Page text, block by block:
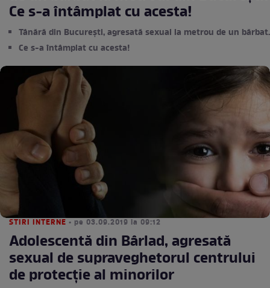
Ce s-a întâmplat cu acesta!
Tânără din București, agresată sexual la metrou de un bărbat.
Ce s-a întâmplat cu acesta!
STIRI INTERNE • pe 03.09.2019 la 09:12
Adolescentă din Bârlad, agresată
sexual de supraveghetorul centrului
de protecţie al minorilor